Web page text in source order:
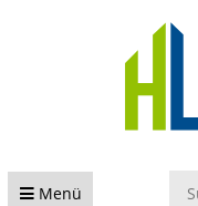
Menü